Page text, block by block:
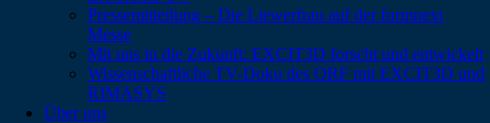
Pressemitteilung – Die Liewerfrau auf der formnext
Messe
Mit uns in die Zukunft: EXCIT3D forscht und entwickelt
Wissenschaftliche TV-Doku des ORF mit EXCIT3D und
RIMASYS
Über uns